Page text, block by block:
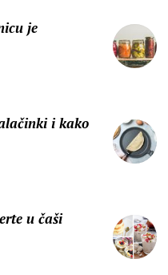
je
i kako
u čaši